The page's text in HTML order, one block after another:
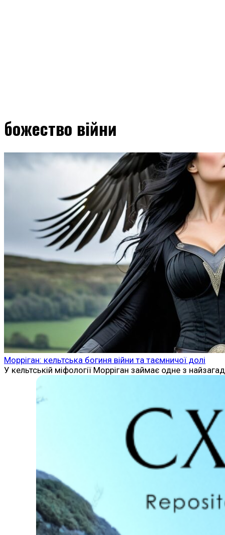
божество війни
Морріган: кельтська богиня війни та таємничої долі
У кельтській міфології Морріган займає одне з